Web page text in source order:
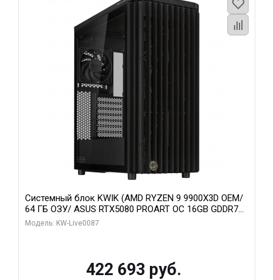
Системный блок KWIK (AMD RYZEN 9 9900X3D OEM/
64 ГБ ОЗУ/ ASUS RTX5080 PROART OC 16GB GDDR7
256bit Type-C DP 2/ 1 ТБ SSD)
Модель: KW-Live0087
422 693 руб.